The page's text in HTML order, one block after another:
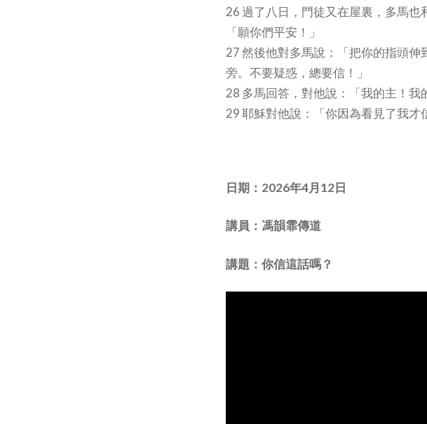
26 過了八日，門徒又在屋裏，多馬也
「願你們平安！」
27 然後他對多馬說：「把你的指頭
旁。不要疑惑，總要信！」
28 多馬回答，對他說：「我的主！我
29 耶穌對他說：「你因為看見了我才
日期：2026年4月12日
講員：馮韻霏傳道
講題：你信這話嗎？